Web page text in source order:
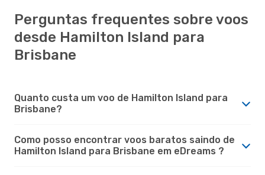
Perguntas frequentes sobre voos
desde Hamilton Island para
Brisbane
Quanto custa um voo de Hamilton Island para
Brisbane?
Como posso encontrar voos baratos saindo de
Hamilton Island para Brisbane em eDreams ?